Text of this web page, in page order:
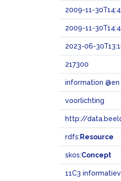
2009-11-
2009-11-
2023-06-
217300
information @en
voorlichting
http://
rdfs: Resource
skos:Concept
11C3